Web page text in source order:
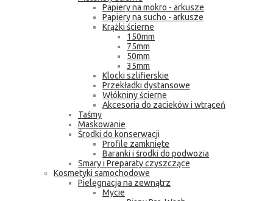
Papiery na mokro - arkusze
Papiery na sucho - arkusze
Krążki ścierne
150mm
75mm
50mm
35mm
Klocki szlifierskie
Przekładki dystansowe
Włókniny ścierne
Akcesoria do zacieków i wtrąceń
Taśmy
Maskowanie
Środki do konserwacji
Profile zamknięte
Baranki i środki do podwozia
Smary i Preparaty czyszczące
Kosmetyki samochodowe
Pielęgnacja na zewnątrz
Mycie